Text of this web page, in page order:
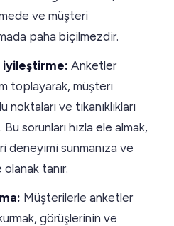
ve müşteri
paha biçilmezdir.
iyileştirme: Anketler
toplayarak, müşteri
ve tıkanıklıkları
sorunları hızla ele almak,
deneyimi sunmanıza ve
tanır.
Müşterilerle anketler
görüşlerinin ve